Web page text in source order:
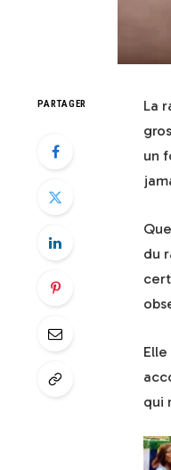
PARTAGER
La
un
du
qui